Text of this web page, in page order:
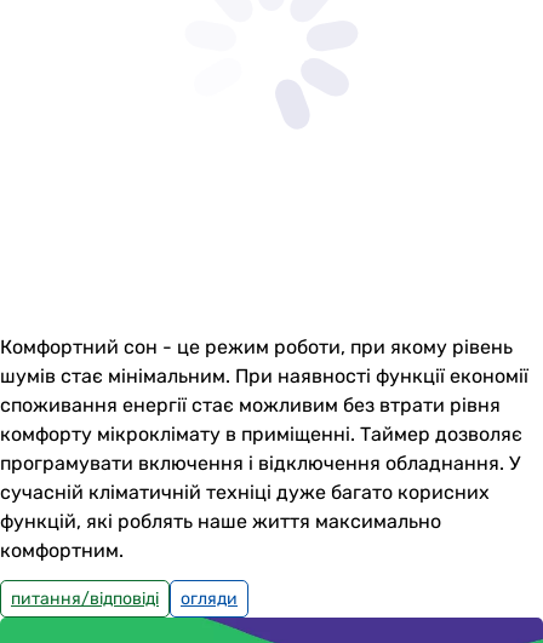
Комфортний сон - це режим роботи, при якому рівень
шумів стає мінімальним. При наявності функції економії
споживання енергії стає можливим без втрати рівня
комфорту мікроклімату в приміщенні. Таймер дозволяє
програмувати включення і відключення обладнання. У
сучасній кліматичній техніці дуже багато корисних
функцій, які роблять наше життя максимально
комфортним.
питання/відповіді огляди